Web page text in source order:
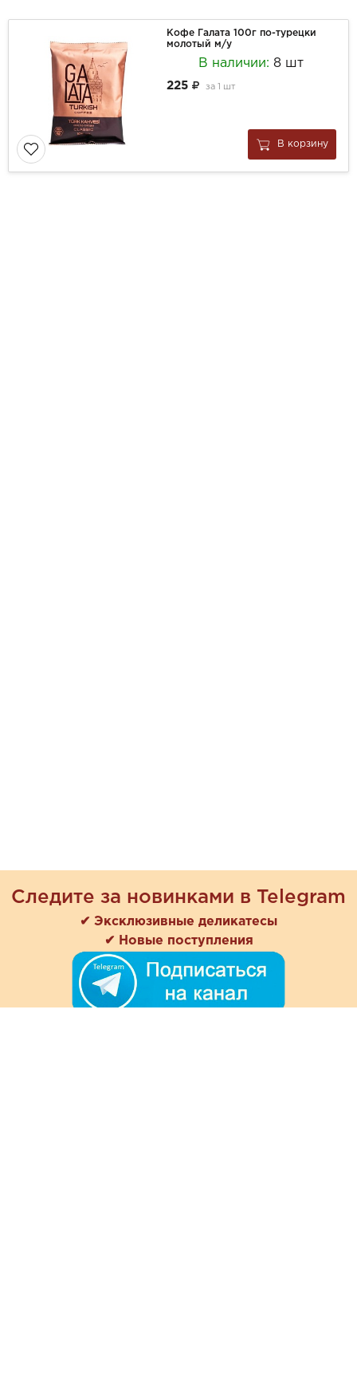
Кофе Галата 100г по-турецки
молотый м/у
В наличии:8 шт
225 за 1 шт
В корзину
Следите за новинками в Telegram
✔ Эксклюзивные деликатесы
✔ Новые поступления